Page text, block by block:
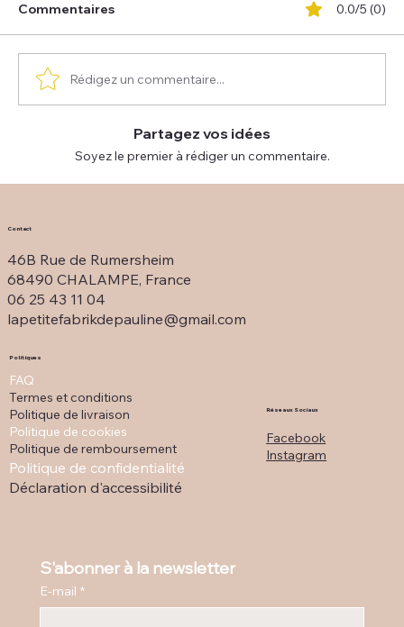
Commentaires 0.0/5 (0)
Rédigez un commentaire...
Partagez vos idées
Soyez le premier à rédiger un commentaire.
Contact
46B Rue de Rumersheim
68490 CHALAMPE, France
06 25 43 11 04
lapetitefabrikdepauline@gmail.com
Politiques
FAQ
Termes et conditions
Politique de livraison
Politique de cookies
Politique de remboursement
Politique de confidentialité
Déclaration d'accessibilité
Réseaux Sociaux
Facebook
Instagram
S'abonner à la newsletter
E-mail *